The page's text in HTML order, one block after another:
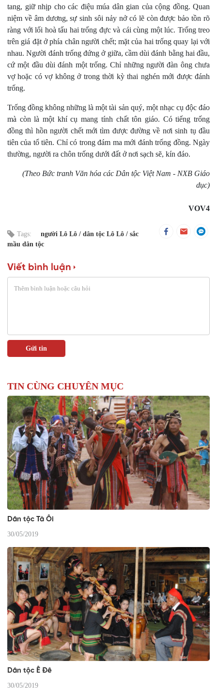
tang, giữ nhịp cho các điệu múa dân gian của cộng đồng. Quan
niệm về âm dương, sự sinh sôi nảy nở có lẽ còn được bảo tồn rõ
ràng với lối hoà tấu hai trống đực và cái cùng một lúc. Trống treo
trên giá đặt ở phía chân người chết; mặt của hai trống quay lại với
nhau. Người đánh trống đứng ở giữa, cầm dùi đánh bằng hai đầu,
cứ một đầu dùi đánh một trống. Chỉ những người đàn ông chưa
vợ hoặc có vợ không ở trong thời kỳ thai nghén mới được đánh
trống.
Trống đồng không những là một tài sản quý, một nhạc cụ độc đáo
mà còn là một khí cụ mang tính chất tôn giáo. Có tiếng trống
đồng thì hồn người chết mới tìm được đường về nơi sinh tụ đầu
tiên của tổ tiên. Chỉ có trong đám ma mới đánh trống đồng. Ngày
thường, người ra chôn trống dưới đất ở nơi sạch sẽ, kín đáo.
(Theo Bức tranh Văn hóa các Dân tộc Việt Nam - NXB Giáo
dục)
VOV4
Tags: người Lô Lô dân tộc Lô Lô
sắc
mầu dân tộc
Viết bình luận
TIN CÙNG CHUYÊN MỤC
Dân tộc Tà Ôi
30/05/2019
Dân tộc Ê Đê
30/05/2019